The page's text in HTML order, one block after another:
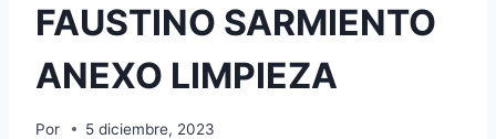
FAUSTINO SARMIENTO
ANEXO LIMPIEZA
Por 5 diciembre, 2023